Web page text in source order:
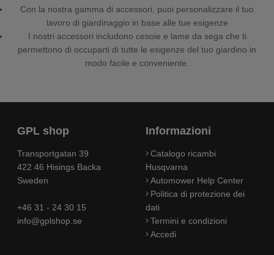
Con la nostra gamma di accessori, puoi personalizzare il tuo
lavoro di giardinaggio in base alle tue esigenze
I nostri accessori includono cesoie e lame da sega che ti
permettono di occuparti di tutte le esigenze del tuo giardino in
modo facile e conveniente.
GPL shop
Transportgatan 39
422 46 Hisings Backa
Sweden
+46 31 - 24 30 15
info@gplshop.se
Informazioni
Catalogo ricambi
Husqvarna
Automower Help Center
Politica di protezione dei
dati
Termini e condizioni
Accedi